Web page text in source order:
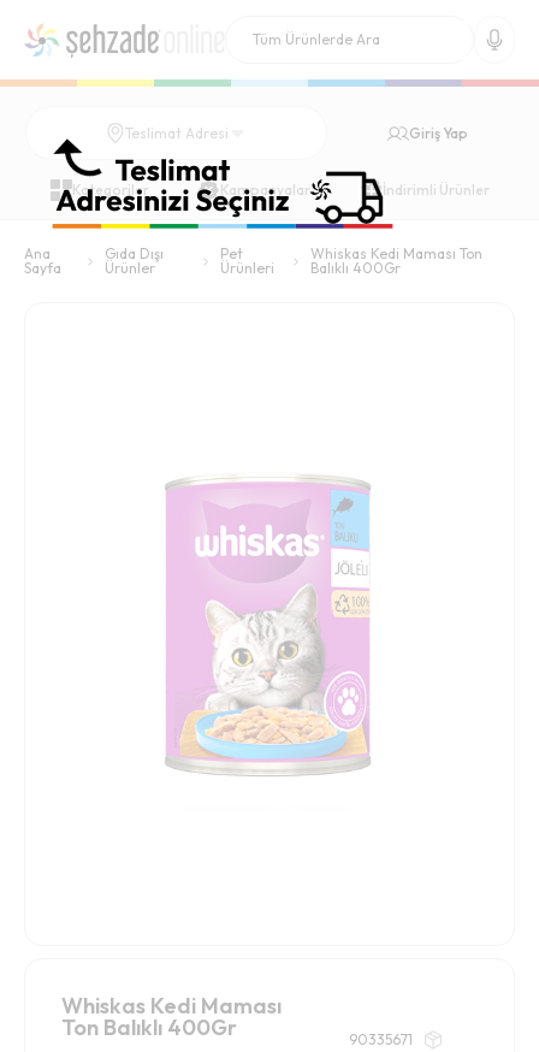
Teslimat Adresi Giriş Yap
Kategoriler Kampanyalar İndirimli Ürünler
Ana
Sayfa
Gıda Dışı
Ürünler
Pet
Ürünleri
Whiskas Kedi Maması Ton
Balıklı 400Gr
Whiskas Kedi Maması
Ton Balıklı 400Gr
90335671